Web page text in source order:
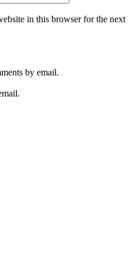
in this browser for the next
by email.